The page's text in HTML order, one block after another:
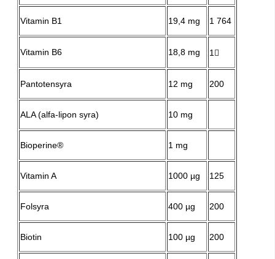
Vitamin B1 19,4 mg 1 764
Vitamin B6 18,8 mg 1𧉗
Pantotensyra 12 mg 200
ALA (alfa-lipon syra) 10 mg
Bioperine® 1 mg
Vitamin A 1000 µg 125
Folsyra 400 µg 200
Biotin 100 µg 200